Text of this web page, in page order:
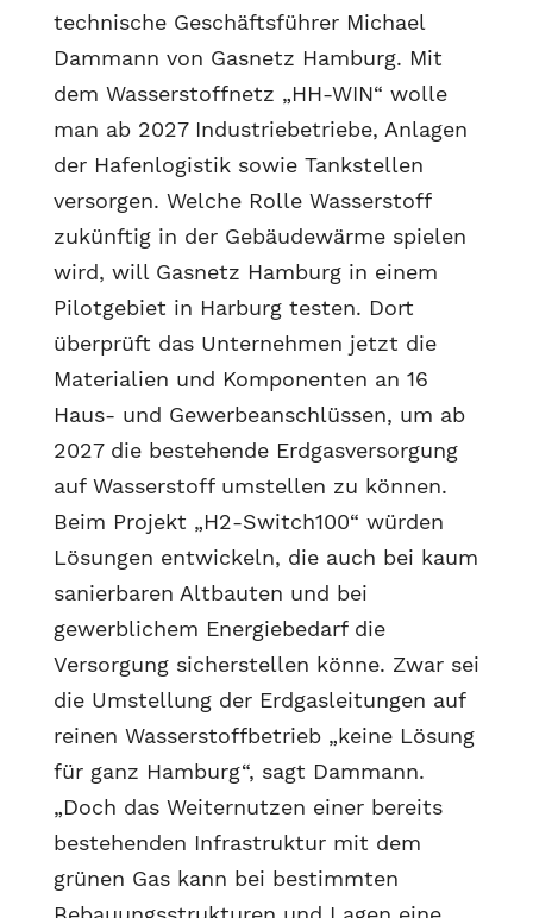
technische Geschäftsführer Michael
Dammann von Gasnetz Hamburg. Mit
dem Wasserstoffnetz „HH-WIN“ wolle
man ab 2027 Industriebetriebe, Anlagen
der Hafenlogistik sowie Tankstellen
versorgen. Welche Rolle Wasserstoff
zukünftig in der Gebäudewärme spielen
wird, will Gasnetz Hamburg in einem
Pilotgebiet in Harburg testen. Dort
überprüft das Unternehmen jetzt die
Materialien und Komponenten an 16
Haus- und Gewerbeanschlüssen, um ab
2027 die bestehende Erdgasversorgung
auf Wasserstoff umstellen zu können.
Beim Projekt „H2-Switch100“ würden
Lösungen entwickeln, die auch bei kaum
sanierbaren Altbauten und bei
gewerblichem Energiebedarf die
Versorgung sicherstellen könne. Zwar sei
die Umstellung der Erdgasleitungen auf
reinen Wasserstoffbetrieb „keine Lösung
für ganz Hamburg“, sagt Dammann.
„Doch das Weiternutzen einer bereits
bestehenden Infrastruktur mit dem
grünen Gas kann bei bestimmten